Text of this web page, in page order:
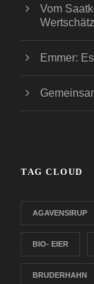
Vom
Emmer:
TAG CLOUD
AGAVENSIRUP
BIO- EIER
BRUDERHAHN